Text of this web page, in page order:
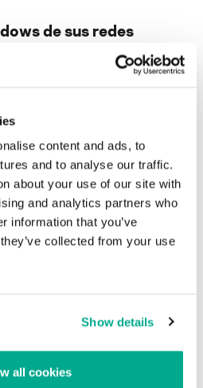
content and ads, to
and to analyse our traffic.
about your use of our site with
and analytics partners who
information that you’ve
collected from your use
Show details
all cookies
de sus redes
Correo electrónico*